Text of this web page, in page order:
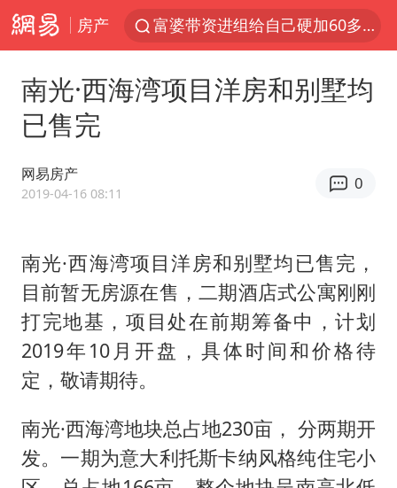
房产
富婆带资进组给自己硬加60多场吻戏
名创优品一次性内裤 颜面尽失
白海豚将正面袭击贯穿浙江
牛津大学一纸声明甩不了锅
女主硬加吻戏短剧已下架
包文婧：二胎很难一碗水端平
香港宏福苑火灾或由烟头引起
黄金创今年来最大单周涨幅
南光·西海湾项目洋房和别墅均
已售完
网易房产
2019-04-16 08:11
0
南光·西海湾项目洋房和别墅均已售完，
目前暂无房源在售，二期酒店式公寓刚刚
打完地基，项目处在前期筹备中，计划
2019年10月开盘，具体时间和价格待
定，敬请期待。
南光·西海湾地块总占地230亩， 分两期开
发。一期为意大利托斯卡纳风格纯住宅小